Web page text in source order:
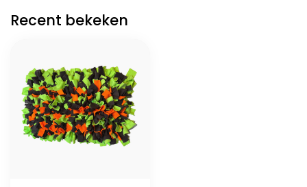
Recent bekeken